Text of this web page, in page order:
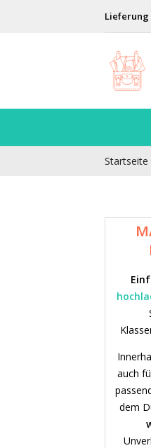
Lieferung
Startseite
auch
dem